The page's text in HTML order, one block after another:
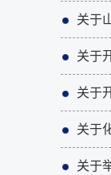
关于
关于
关于
关于
关于